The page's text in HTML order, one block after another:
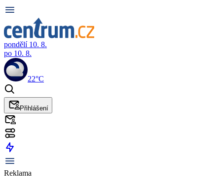
pondělí 10. 8.
po 10. 8.
22°C
Přihlášení
Reklama